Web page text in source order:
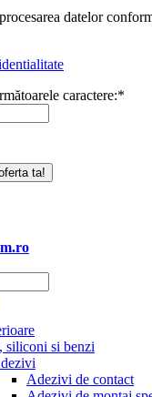
datelor
caractere:*
ta!
siliconi si benzi
Adezivi de contact